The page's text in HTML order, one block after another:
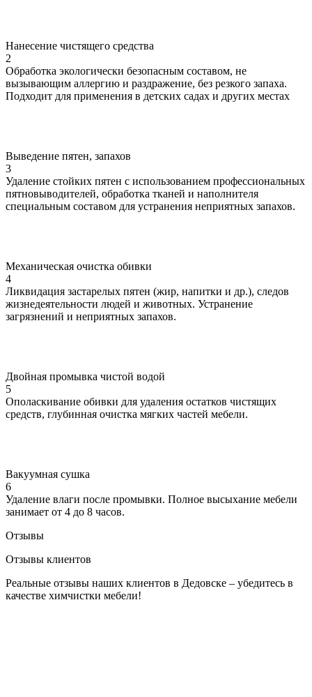
Нанесение чистящего средства
2
Обработка экологически безопасным составом, не
вызывающим аллергию и раздражение, без резкого запаха.
Подходит для применения в детских садах и других местах
Выведение пятен, запахов
3
Удаление стойких пятен с использованием профессиональных
пятновыводителей, обработка тканей и наполнителя
специальным составом для устранения неприятных запахов.
Механическая очистка обивки
4
Ликвидация застарелых пятен (жир, напитки и др.), следов
жизнедеятельности людей и животных. Устранение
загрязнений и неприятных запахов.
Двойная промывка чистой водой
5
Ополаскивание обивки для удаления остатков чистящих
средств, глубинная очистка мягких частей мебели.
Вакуумная сушка
6
Удаление влаги после промывки. Полное высыхание мебели
занимает от 4 до 8 часов.
Отзывы
Отзывы клиентов
Реальные отзывы наших клиентов в Дедовске – убедитесь в
качестве химчистки мебели!